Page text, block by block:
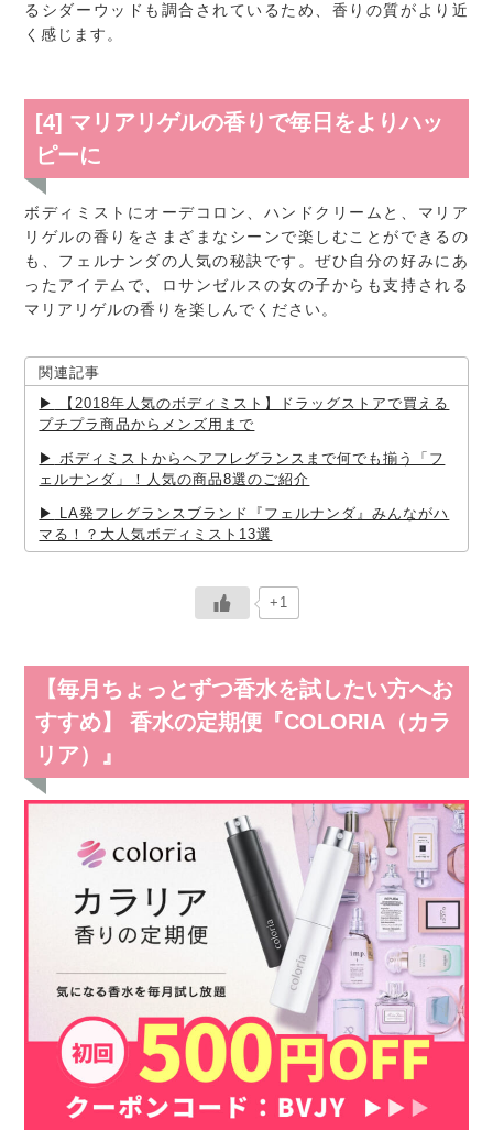
るシダーウッドも調合されているため、香りの質がより近
く感じます。
[4] マリアリゲルの香りで毎日をよりハッ
ピーに
ボディミストにオーデコロン、ハンドクリームと、マリア
リゲルの香りをさまざまなシーンで楽しむことができるの
も、フェルナンダの人気の秘訣です。ぜひ自分の好みにあ
ったアイテムで、ロサンゼルスの女の子からも支持される
マリアリゲルの香りを楽しんでください。
関連記事
【2018年人気のボディミスト】ドラッグストアで買える
プチプラ商品からメンズ用まで
ボディミストからヘアフレグランスまで何でも揃う「フ
ェルナンダ」！人気の商品8選のご紹介
LA発フレグランスブランド『フェルナンダ』みんながハ
マる！？大人気ボディミスト13選
+1
【毎月ちょっとずつ香水を試したい方へお
すすめ】 香水の定期便『COLORIA（カラ
リア）』